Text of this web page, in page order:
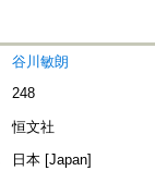
谷川敏朗
248
恒文社
日本 [Japan]